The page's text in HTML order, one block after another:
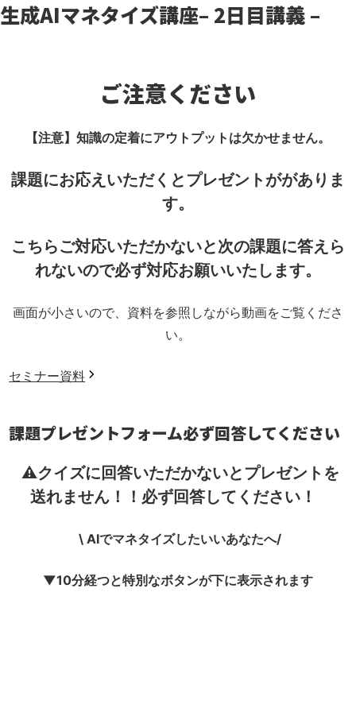
生成AIマネタイズ講座– 2日目講義 –
ご注意ください
【注意】知識の定着にアウトプットは欠かせません。
課題にお応えいただくとプレゼントががありま
す。
こちらご対応いただかないと次の課題に答えら
れないので必ず対応お願いいたします。
画面が小さいので、資料を参照しながら動画をご覧くださ
い。
セミナー資料
課題プレゼントフォーム必ず回答してください
⚠️クイズに回答いただかないとプレゼントを
送れません！！ 必ず回答してください！
\ AIでマネタイズしたいいあなたへ/
▼10分経つと特別なボタンが下に表示されます